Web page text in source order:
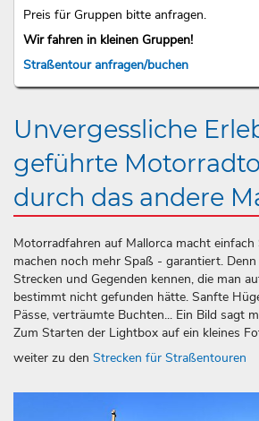
Preis für Gruppen bitte anfragen.
Wir fahren in kleinen Gruppen!
Straßentour anfragen/buchen
Unvergessliche
geführte
durch das andere
Motorradfahren auf Mallorca macht
machen noch mehr Spaß - garantiert.
Strecken und Gegenden kennen, die man
bestimmt nicht gefunden hätte. Sanfte
Pässe, verträumte Buchten... Ein Bild sagt
Zum Starten der Lightbox auf ein kleines
weiter zu den Strecken für Straßentouren